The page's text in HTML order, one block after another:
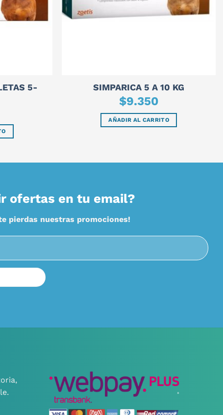
5-
SIMPARICA 5 A 10 KG
$9.350
AÑADIR AL CARRITO
ofertas en tu email?
pierdas nuestras promociones!